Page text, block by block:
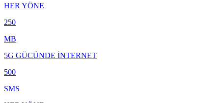
HER YÖNE
250
MB
5G GÜCÜNDE İNTERNET
500
SMS